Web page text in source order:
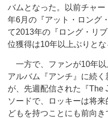
バムとなった。以前チャ
年6月の『アット・ロング
て2013年の『ロング・リ
位獲得は10年以上ぶりとな
一方で、ファンが10年以
アルバム『アンチ』に続
が、先週配信された『The
ソードで、ロッキーは将
どもを持つことにも前向き